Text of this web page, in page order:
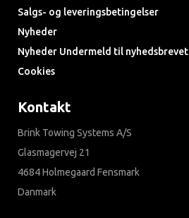
Salgs- og leveringsbetingelser
Nyheder
Nyheder Undermeld til nyhedsbrevet
Cookies
Kontakt
Brink Towing Systems A/S
Glasmagervej 21
4684 Holmegaard Fensmark
Danmark